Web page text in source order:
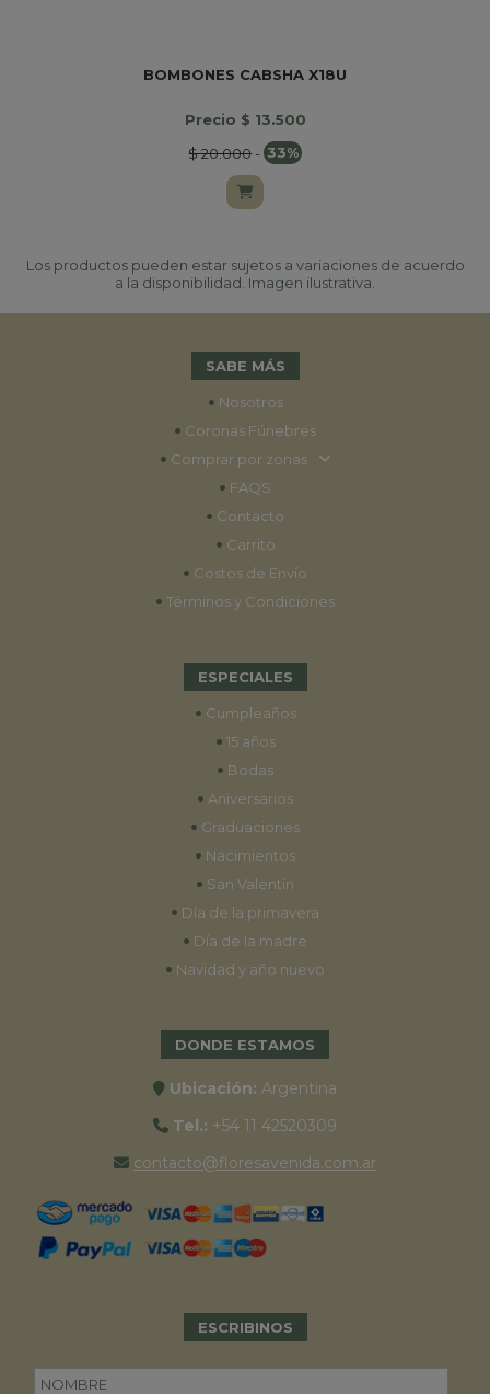
BOMBONES CABSHA X18U
Precio $ 13.500
$ 20.000- 33%
Los productos pueden estar sujetos a variaciones de acuerdo
a la disponibilidad. Imagen ilustrativa.
SABE MÁS
• Nosotros
• Coronas Fúnebres
• Comprar por zonas
• FAQS
• Contacto
• Carrito
• Costos de Envío
• Términos y Condiciones
ESPECIALES
• Cumpleaños
• 15 años
• Bodas
• Aniversarios
• Graduaciones
• Nacimientos
• San Valentín
• Día de la primavera
• Día de la madre
• Navidad y año nuevo
DONDE ESTAMOS
Ubicación: Argentina
Tel.: +54 11 42520309
contacto@floresavenida.com.ar
ESCRIBINOS